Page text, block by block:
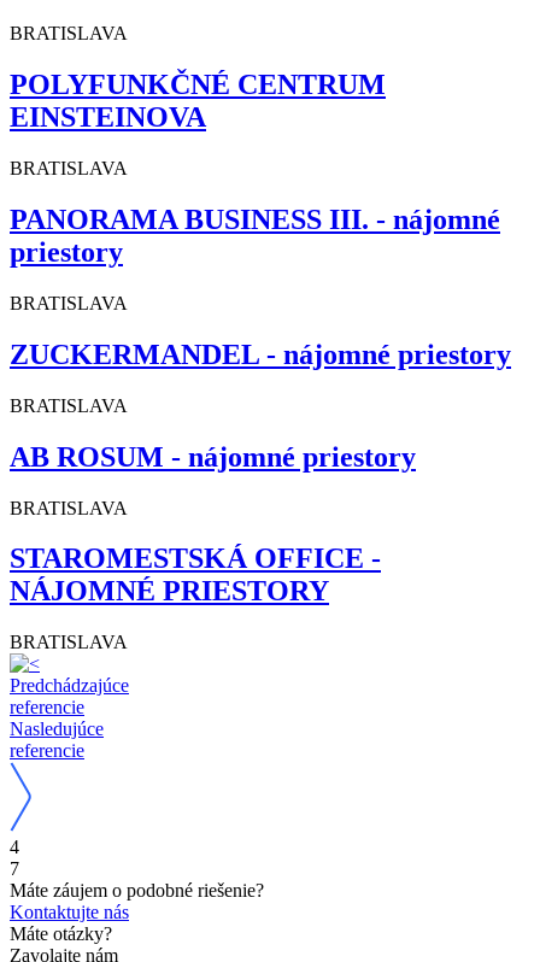
BRATISLAVA
POLYFUNKČNÉ CENTRUM
EINSTEINOVA
BRATISLAVA
PANORAMA BUSINESS III. - nájomné
priestory
BRATISLAVA
ZUCKERMANDEL - nájomné priestory
BRATISLAVA
AB ROSUM - nájomné priestory
BRATISLAVA
STAROMESTSKÁ OFFICE -
NÁJOMNÉ PRIESTORY
BRATISLAVA
Predchádzajúce
referencie
Nasledujúce
referencie
4
7
Máte záujem o podobné riešenie?
Kontaktujte nás
Máte otázky?
Zavolajte nám